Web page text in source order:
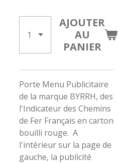
AJOUTER
AU
PANIER
Porte Menu Publicitaire
de la marque BYRRH, des
l'Indicateur des Chemins
de Fer Français en carton
bouilli rouge. A
l'intérieur sur la page de
gauche, la publicité